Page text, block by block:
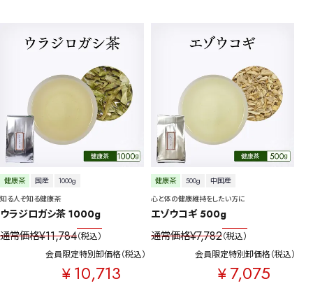
健康茶 国産
1000g
知る人ぞ知る健康茶
ウラジロガシ茶 1000g
通常価格¥11,784 税込
会員限定特別卸価格
¥10,713
税込
健康茶 500g
中国産
心と体の健康維持をしたい方に
エゾウコギ 500g
通常価格¥7,782 税込
会員限定特別卸価格
¥7,075
税込